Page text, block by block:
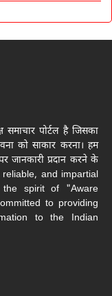
पोर्टल है जिसका
को साकार करना। हम
जानकारी प्रदान करने के
reliable, and impartial
spirit of "Aware
to providing
to the Indian